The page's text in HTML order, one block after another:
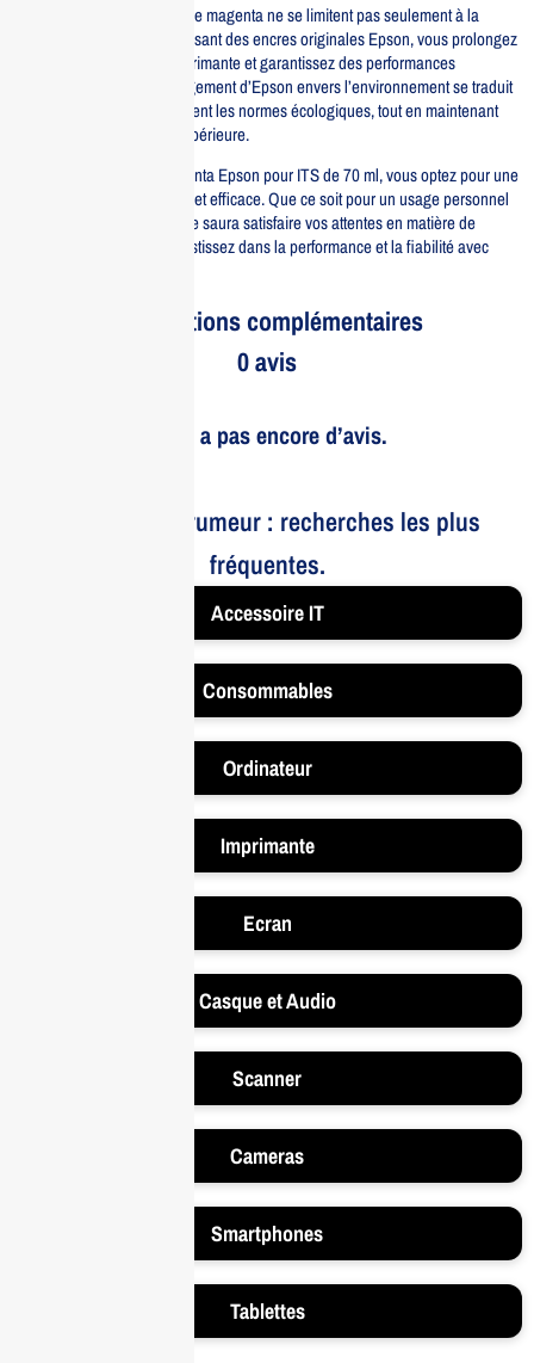
Les avantages de cette encre magenta ne se limitent pas seulement à la
qualité d’impression. En utilisant des encres originales Epson, vous prolongez
la durée de vie de votre imprimante et garantissez des performances
constantes. De plus, l’engagement d’Epson envers l’environnement se traduit
par des produits qui respectent les normes écologiques, tout en maintenant
une qualité d’impression supérieure.
En choisissant l’encre magenta Epson pour ITS de 70 ml, vous optez pour une
solution d’impression fiable et efficace. Que ce soit pour un usage personnel
ou professionnel, cette encre saura satisfaire vos attentes en matière de
qualité et de durabilité. Investissez dans la performance et la fiabilité avec
Informations complémentaires
0 avis
Il n’y a pas encore d’avis.
Le bruit et la rumeur : recherches les plus
fréquentes.
Accessoire IT
Consommables
Ordinateur
Imprimante
Ecran
Casque et Audio
Scanner
Cameras
Smartphones
Tablettes